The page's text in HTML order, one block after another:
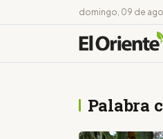
domingo, 09 de
Palabra